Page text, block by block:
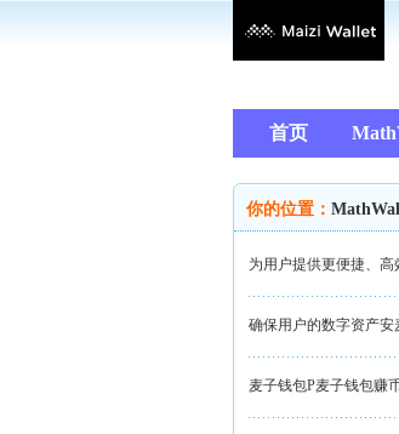
首页
你的位置：
为用户提供更便捷、
确保用户的数字资产
麦子钱包P麦子钱包赚